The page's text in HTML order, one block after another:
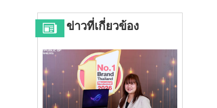
ข่าวที่เกี่ยวข้อง